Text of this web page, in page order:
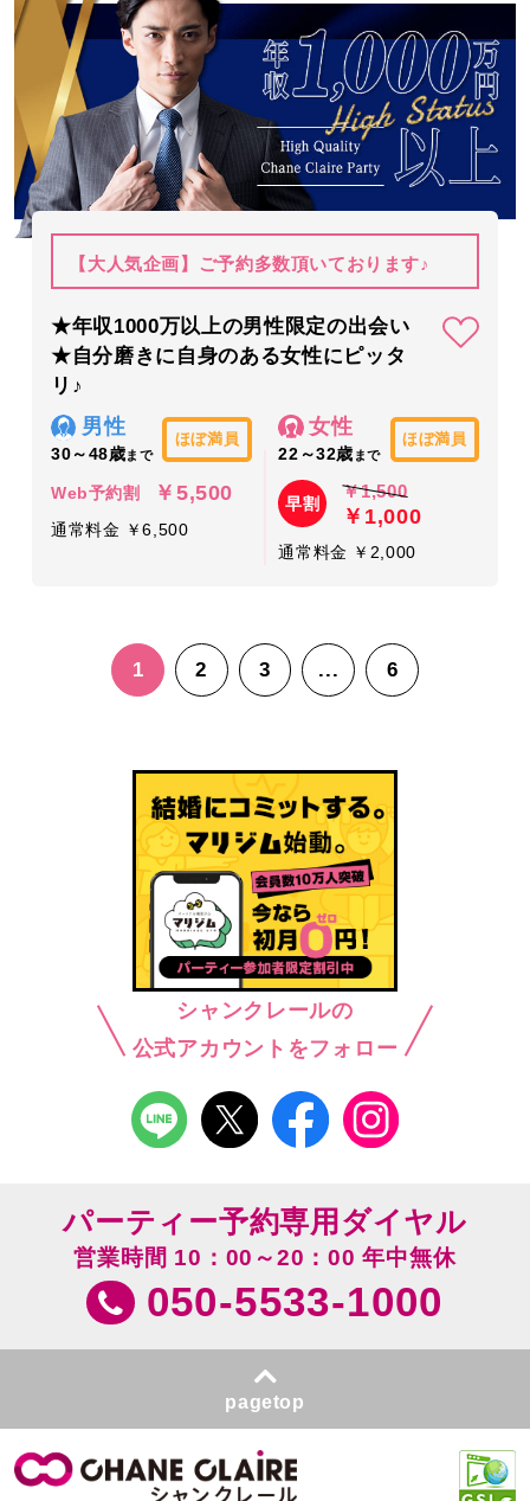
【大人気企画】ご予約多数頂いております♪
★年収1000万以上の男性限定の出会い
★自分磨きに自身のある女性にピッタ
リ♪
男性
30～48歳まで
ほぼ満員
Web予約割 ￥5,500
通常料金 ￥6,500
女性
22～32歳 まで
ほぼ満員
早割
￥1,500
￥1,000
通常料金 ￥2,000
1 2 3 ... 6
シャンクレールの
公式アカウントをフォロー
パーティー予約専用ダイヤル
営業時間 10：00～20：00 年中無休
050-5533-1000
pagetop